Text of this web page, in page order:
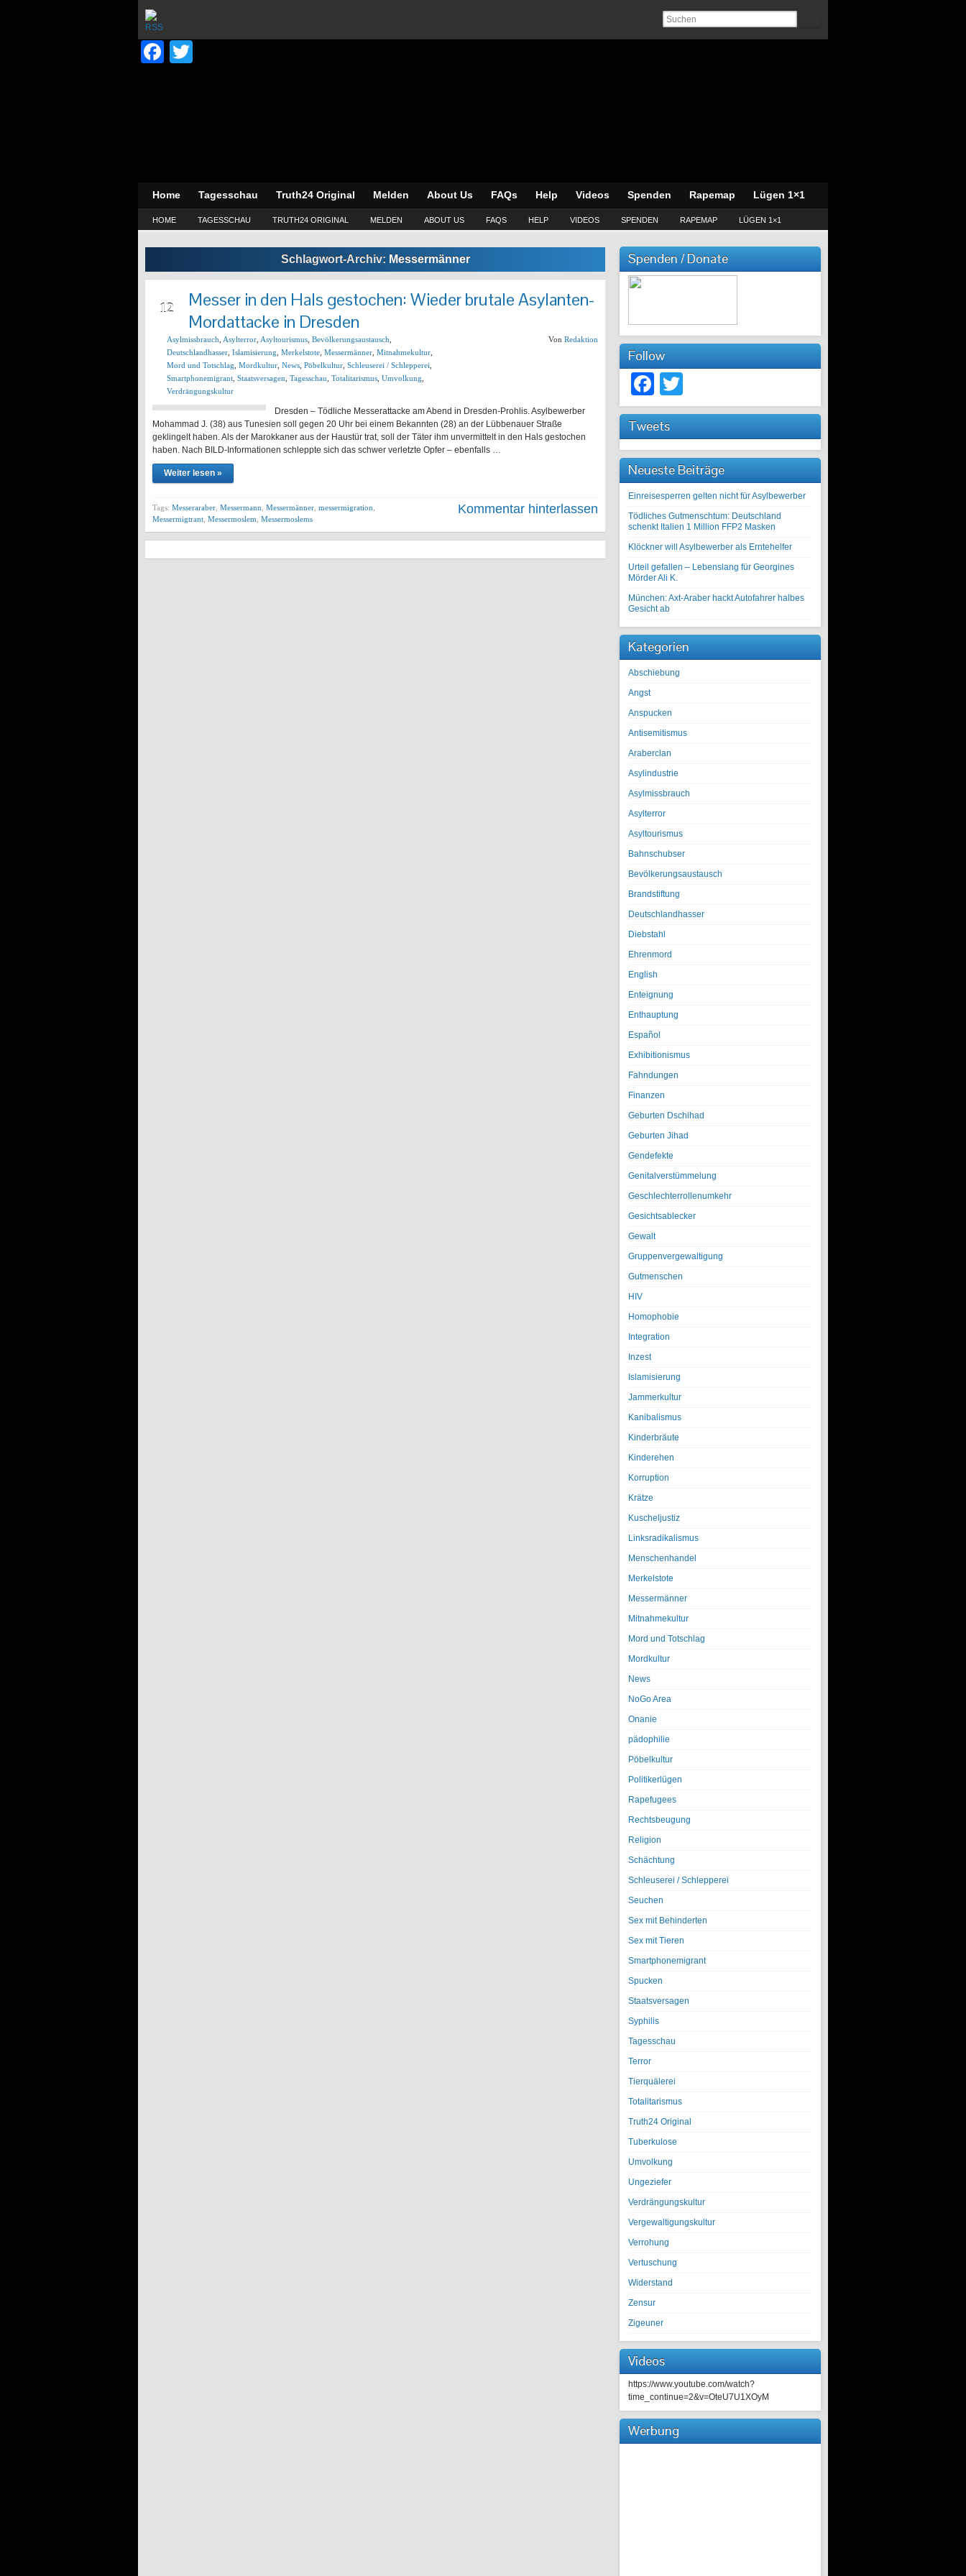
Facebook
Home Tagesschau Truth24 Original Melden About Us FAQs Help Videos Spenden Rapemap Lügen 1×1
HOME TAGESSCHAU TRUTH24 ORIGINAL MELDEN ABOUT US FAQS HELP VIDEOS SPENDEN RAPEMAP LÜGEN 1×1
Schlagwort-Archiv: Messermänner
12
Messer in den Hals gestochen: Wieder brutale Asylanten-
Mordattacke in Dresden
Asylmissbrauch Asylterror Asyltourismus Bevölkerungsaustausch
Deutschlandhasser Islamisierung Merkelstote Messermänner Mitnahmekultur
Mord und Totschlag Mordkultur News Pöbelkultur Schleuserei / Schlepperei
Smartphonemigrant Staatsversagen Tagesschau Totalitarismus Umvolkung
Verdrängungskultur
Von Redaktion
Dresden – Tödliche Messerattacke am Abend in Dresden-Prohlis. Asylbewerber
Mohammad J. (38) aus Tunesien soll gegen 20 Uhr bei einem Bekannten (28) an der Lübbenauer Straße
geklingelt haben. Als der Marokkaner aus der Haustür trat, soll der Täter ihm unvermittelt in den Hals gestochen
haben. Nach BILD-Informationen schleppte sich das schwer verletzte Opfer – ebenfalls …
Weiter lesen »
Tags: Messeraraber Messermann Messermänner messermigration
Messermigtrant Messermoslem Messermoslems
Kommentar hinterlassen
Spenden / Donate
Follow
Facebook
Tweets
Neueste Beiträge
Einreisesperren gelten nicht für Asylbewerber
Tödliches Gutmenschtum: Deutschland
schenkt Italien 1 Million FFP2 Masken
Klöckner will Asylbewerber als Erntehelfer
Urteil gefallen – Lebenslang für Georgines
Mörder Ali K.
München: Axt-Araber hackt Autofahrer halbes
Gesicht ab
Kategorien
Abschiebung
Angst
Anspucken
Antisemitismus
Araberclan
Asylindustrie
Asylmissbrauch
Asylterror
Asyltourismus
Bahnschubser
Bevölkerungsaustausch
Brandstiftung
Deutschlandhasser
Diebstahl
Ehrenmord
English
Enteignung
Enthauptung
Español
Exhibitionismus
Fahndungen
Finanzen
Geburten Dschihad
Geburten Jihad
Gendefekte
Genitalverstümmelung
Geschlechterrollenumkehr
Gesichtsablecker
Gewalt
Gruppenvergewaltigung
Gutmenschen
HIV
Homophobie
Integration
Inzest
Islamisierung
Jammerkultur
Kanibalismus
Kinderbräute
Kinderehen
Korruption
Krätze
Kuscheljustiz
Linksradikalismus
Menschenhandel
Merkelstote
Messermänner
Mitnahmekultur
Mord und Totschlag
Mordkultur
News
NoGo Area
Onanie
pädophilie
Pöbelkultur
Politikerlügen
Rapefugees
Rechtsbeugung
Religion
Schächtung
Schleuserei / Schlepperei
Seuchen
Sex mit Behinderten
Sex mit Tieren
Smartphonemigrant
Spucken
Staatsversagen
Syphilis
Tagesschau
Terror
Tierquälerei
Totalitarismus
Truth24 Original
Tuberkulose
Umvolkung
Ungeziefer
Verdrängungskultur
Vergewaltigungskultur
Verrohung
Vertuschung
Widerstand
Zensur
Zigeuner
Videos
https://www.youtube.com/watch?
time_continue=2&v=OteU7U1XOyM
Werbung